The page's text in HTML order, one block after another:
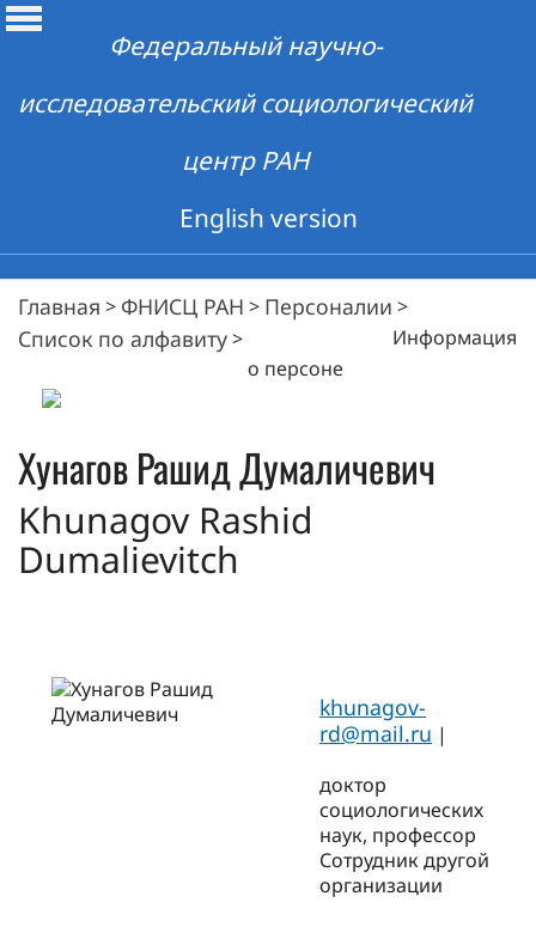
Федеральный научно-
исследовательский социологический
центр РАН
English version
Главная > ФНИСЦ РАН > Персоналии >
Список по алфавиту>
Информация
о персоне
ХунаговРашид Думаличевич
Khunagov Rashid
Dumalievitch
khunagov-
rd@mail.ru |
доктор
социологических
наук, профессор
Сотрудник другой
организации